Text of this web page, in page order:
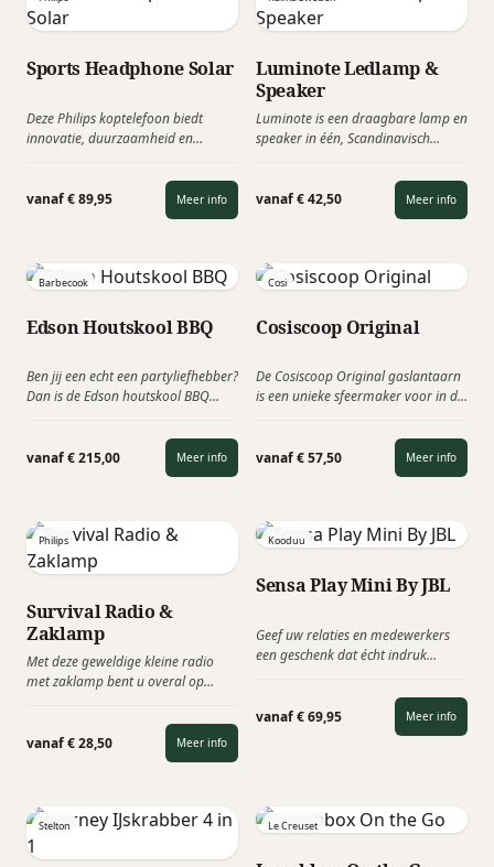
liter) en een herbruikbare waterfles
van 1 liter.
Sports Headphone Solar
Deze Philips koptelefoon biedt
innovatie, duurzaamheid en
milieubewuste gebruikers.
Fantastisch geluid om je dag mee te
beginnen, en zonne-energie die
podcasts, met deze draadloze
favoriete audio!
vanaf € 89,95 Meer info
Luminote Ledlamp &
Speaker
Luminote is een draagbare lamp en
speaker in één, Scandinavisch
creëren. Voor gebruik zowel binnen
als buiten, gemakkelijk te
verplaatsen en mee te nemen.
vanaf € 42,50 Meer info
Barbecook
Edson Houtskool BBQ
Ben jij een echt een partyliefhebber?
Dan is de Edson houtskool BBQ
houtskool barbecue kan je immers
ook perfect gebruiken als bartafel,
ideaal voor een heerlijke aperitief
vanaf € 215,00 Meer info
Cosi
Cosiscoop Original
De Cosiscoop Original gaslantaarn
is een unieke sfeermaker voor in de
tafelmodel zet je dankzij de handige
draaghendel overal neer. Verzamel
vrienden en familie en geniet
vanaf € 57,50 Meer info
Philips
Survival Radio &
Zaklamp
Met deze geweldige kleine radio
met zaklamp bent u overal op
antenne ontvangt AM- en FM-radio
en met de krachtige zaklamp tast u
nooit in het duister. Er is zelfs een
vanaf € 28,50 Meer info
Kooduu
Sensa Play Mini By JBL
Geef uw relaties en medewerkers
een geschenk dat écht indruk
Mini JBL. Deze unieke dimbare lamp
& krachtige JBL Bluetooth 5.0
speaker vormen samen een stijlvol
vanaf € 69,95 Meer info
Stelton Le Creuset